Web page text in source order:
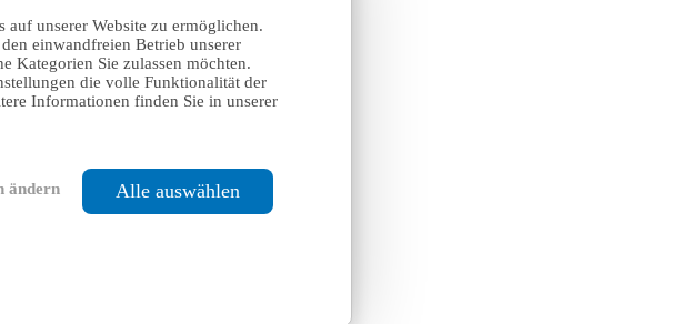
unserer Website zu ermöglichen.
einwandfreien Betrieb unserer
Kategorien Sie zulassen möchten.
die volle Funktionalität der
Informationen finden Sie in unserer
ändern Alle auswählen